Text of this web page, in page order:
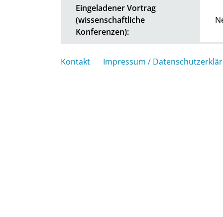
Eingeladener Vortrag
(wissenschaftliche
Konferenzen):
Kontakt Impressum /